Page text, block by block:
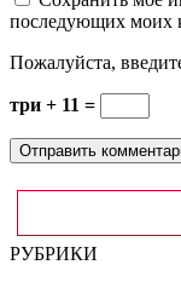
последующих моих
Пожалуйста,
три + 11 =
РУБРИКИ